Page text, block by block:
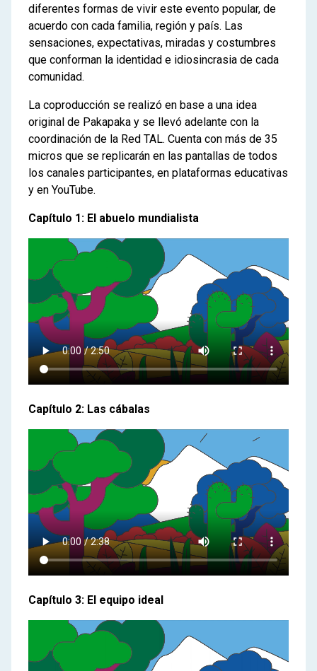
diferentes formas de vivir este evento popular, de
acuerdo con cada familia, región y país. Las
sensaciones, expectativas, miradas y costumbres
que conforman la identidad e idiosincrasia de cada
comunidad.
La coproducción se realizó en base a una idea
original de Pakapaka y se llevó adelante con la
coordinación de la Red TAL. Cuenta con más de 35
micros que se replicarán en las pantallas de todos
los canales participantes, en plataformas educativas
y en YouTube.
Capítulo 1: El abuelo mundialista
Capítulo 2: Las cábalas
Capítulo 3: El equipo ideal